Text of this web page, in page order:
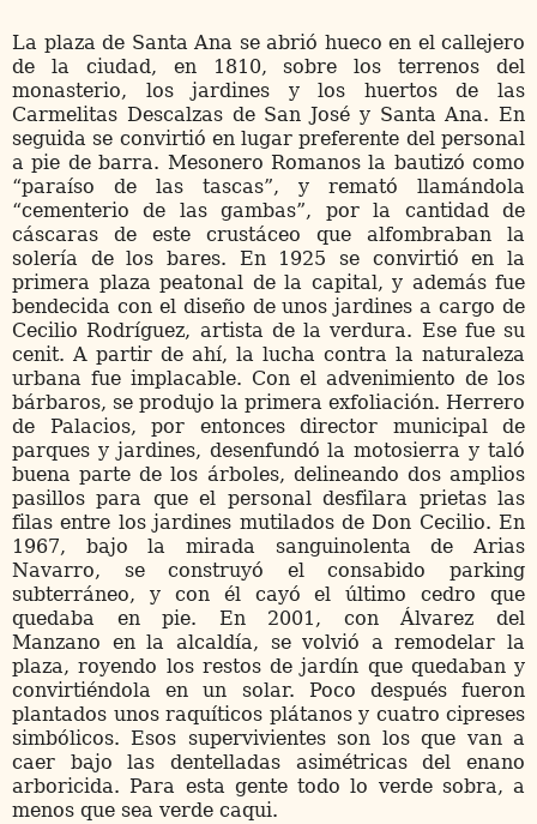
La plaza de Santa Ana se abrió hueco en el callejero
de la ciudad, en 1810, sobre los terrenos del
monasterio, los jardines y los huertos de las
Carmelitas Descalzas de San José y Santa Ana. En
seguida se convirtió en lugar preferente del personal
a pie de barra. Mesonero Romanos la bautizó como
“paraíso de las tascas”, y remató llamándola
“cementerio de las gambas”, por la cantidad de
cáscaras de este crustáceo que alfombraban la
solería de los bares. En 1925 se convirtió en la
primera plaza peatonal de la capital, y además fue
bendecida con el diseño de unos jardines a cargo de
Cecilio Rodríguez, artista de la verdura. Ese fue su
cenit. A partir de ahí, la lucha contra la naturaleza
urbana fue implacable. Con el advenimiento de los
bárbaros, se produjo la primera exfoliación. Herrero
de Palacios, por entonces director municipal de
parques y jardines, desenfundó la motosierra y taló
buena parte de los árboles, delineando dos amplios
pasillos para que el personal desfilara prietas las
filas entre los jardines mutilados de Don Cecilio. En
1967, bajo la mirada sanguinolenta de Arias
Navarro, se construyó el consabido parking
subterráneo, y con él cayó el último cedro que
quedaba en pie. En 2001, con Álvarez del
Manzano en la alcaldía, se volvió a remodelar la
plaza, royendo los restos de jardín que quedaban y
convirtiéndola en un solar. Poco después fueron
plantados unos raquíticos plátanos y cuatro cipreses
simbólicos. Esos supervivientes son los que van a
caer bajo las dentelladas asimétricas del enano
arboricida. Para esta gente todo lo verde sobra, a
menos que sea verde caqui.